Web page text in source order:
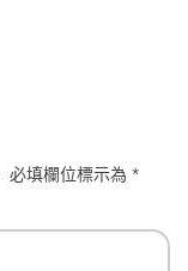
必填欄位標示為*